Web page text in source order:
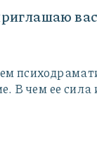
В чем ее